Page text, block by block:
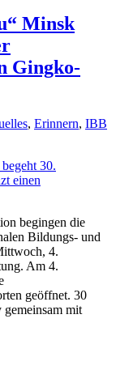
Minsk
Gingko-
, Erinnern, IBB
begingen die
Bildungs- und
4.
Am 4.
geöffnet. 30
gemeinsam mit